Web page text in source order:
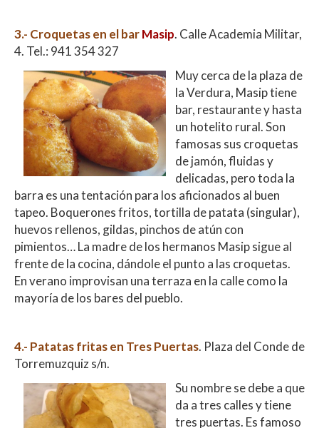
3.- Croquetas en el barMasip. Calle Academia Militar,
4. Tel.: 941 354 327
Muy cerca de la plaza de
la Verdura, Masip tiene
bar, restaurante y hasta
un hotelito rural. Son
famosas sus croquetas
de jamón, fluidas y
delicadas, pero toda la
barra es una tentación para los aficionados al buen
tapeo. Boquerones fritos, tortilla de patata (singular),
huevos rellenos, gildas, pinchos de atún con
pimientos… La madre de los hermanos Masip sigue al
frente de la cocina, dándole el punto a las croquetas.
En verano improvisan una terraza en la calle como la
mayoría de los bares del pueblo.
4.- Patatas fritas en Tres Puertas. Plaza del Conde de
Torremuzquiz s/n.
Su nombre se debe a que
da a tres calles y tiene
tres puertas. Es famoso